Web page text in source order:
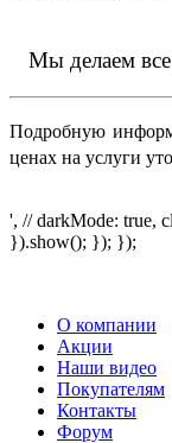
Мы делаем
Подробную
ценах на услуги
', // darkMode: true,
}).show(); }); });
О компании
Акции
Наши видео
Покупателям
Контакты
Форум